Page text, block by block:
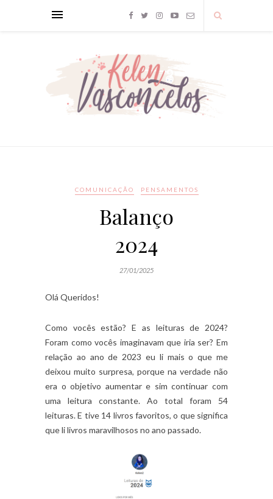
COMUNICAÇÃO PENSAMENTOS
Balanço
2024
27/01/2025
Olá Queridos!
Como vocês estão? E as leituras de 2024?
Foram como vocês imaginavam que iria ser? Em
relação ao ano de 2023 eu li mais o que me
deixou muito surpresa, porque na verdade não
era o objetivo aumentar e sim continuar com
uma leitura constante. Ao total foram 54
leituras. E tive 14 livros favoritos, o que significa
que li livros maravilhosos no ano passado.